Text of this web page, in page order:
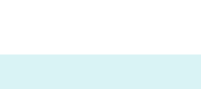
8月11日（木）から8月15日（月）